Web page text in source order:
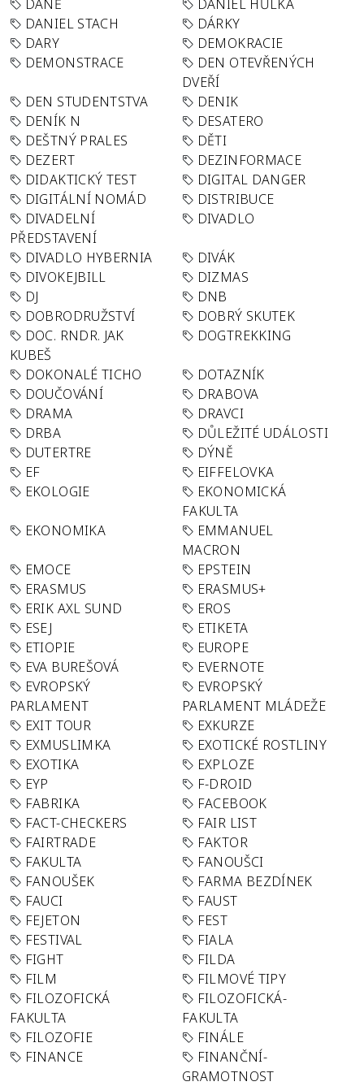
DANĚ
DANIEL HŮLKA
DANIEL STACH
DÁRKY
DARY
DEMOKRACIE
DEMONSTRACE
DEN OTEVŘENÝCH
DVEŘÍ
DEN STUDENTSTVA
DENIK
DENÍK N
DESATERO
DEŠTNÝ PRALES
DĚTI
DEZERT
DEZINFORMACE
DIDAKTICKÝ TEST
DIGITAL DANGER
DIGITÁLNÍ NOMÁD
DISTRIBUCE
DIVADELNÍ
PŘEDSTAVENÍ
DIVADLO
DIVADLO HYBERNIA
DIVÁK
DIVOKEJBILL
DIZMAS
DJ
DNB
DOBRODRUŽSTVÍ
DOBRÝ SKUTEK
DOC. RNDR. JAK
KUBEŠ
DOGTREKKING
DOKONALÉ TICHO
DOTAZNÍK
DOUČOVÁNÍ
DRABOVA
DRAMA
DRAVCI
DRBA
DŮLEŽITÉ UDÁLOSTI
DUTERTRE
DÝNĚ
EF
EIFFELOVKA
EKOLOGIE
EKONOMICKÁ
FAKULTA
EKONOMIKA
EMMANUEL
MACRON
EMOCE
EPSTEIN
ERASMUS
ERASMUS+
ERIK AXL SUND
EROS
ESEJ
ETIKETA
ETIOPIE
EUROPE
EVA BUREŠOVÁ
EVERNOTE
EVROPSKÝ
PARLAMENT
EVROPSKÝ
PARLAMENT MLÁDEŽE
EXIT TOUR
EXKURZE
EXMUSLIMKA
EXOTICKÉ ROSTLINY
EXOTIKA
EXPLOZE
EYP
F-DROID
FABRIKA
FACEBOOK
FACT-CHECKERS
FAIR LIST
FAIRTRADE
FAKTOR
FAKULTA
FANOUŠCI
FANOUŠEK
FARMA BEZDÍNEK
FAUCI
FAUST
FEJETON
FEST
FESTIVAL
FIALA
FIGHT
FILDA
FILM
FILMOVÉ TIPY
FILOZOFICKÁ
FAKULTA
FILOZOFICKÁ-
FAKULTA
FILOZOFIE
FINÁLE
FINANCE
FINANČNÍ-
GRAMOTNOST